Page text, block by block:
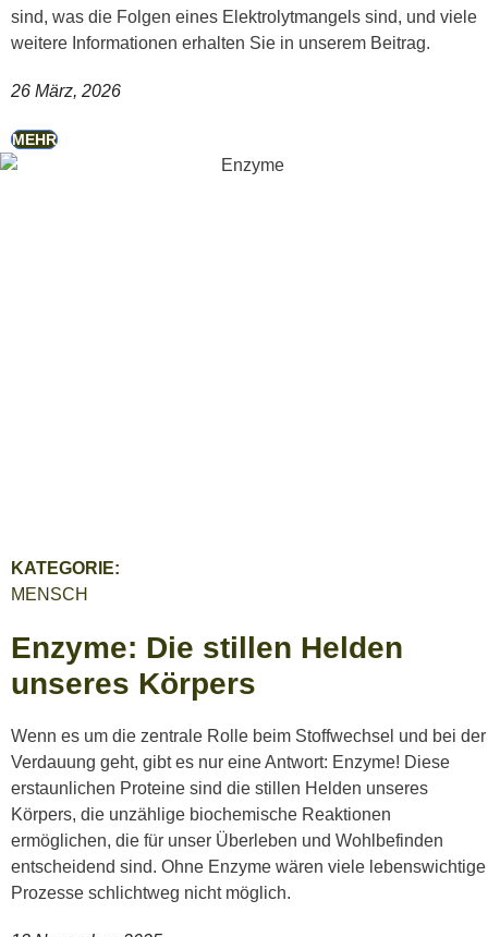
sind, was die Folgen eines Elektrolytmangels sind, und viele
weitere Informationen erhalten Sie in unserem Beitrag.
26 März, 2026
MEHR
KATEGORIE:
MENSCH
Enzyme: Die stillen Helden
unseres Körpers
Wenn es um die zentrale Rolle beim Stoffwechsel und bei der
Verdauung geht, gibt es nur eine Antwort: Enzyme! Diese
erstaunlichen Proteine sind die stillen Helden unseres
Körpers, die unzählige biochemische Reaktionen
ermöglichen, die für unser Überleben und Wohlbefinden
entscheidend sind. Ohne Enzyme wären viele lebenswichtige
Prozesse schlichtweg nicht möglich.